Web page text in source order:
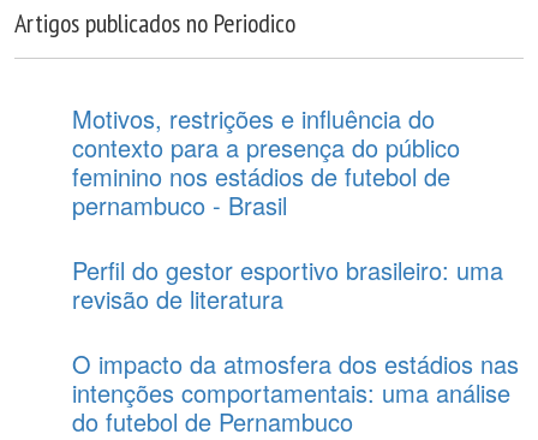
Artigos publicados no Periodico
Motivos, restrições e influência do
contexto para a presença do público
feminino nos estádios de futebol de
pernambuco - Brasil
Perfil do gestor esportivo brasileiro: uma
revisão de literatura
O impacto da atmosfera dos estádios nas
intenções comportamentais: uma análise
do futebol de Pernambuco